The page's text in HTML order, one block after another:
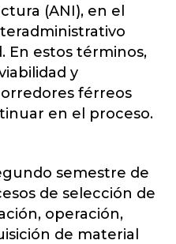
(ANI), en el
En estos términos,
y
férreos
en el proceso.
semestre de
de selección de
operación,
de material